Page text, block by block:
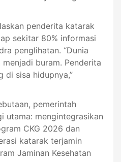
penderita katarak
sekitar 80% informasi
penglihatan. “Dunia
buram. Penderita
di sisa hidupnya,”
pemerintah
utama: mengintegrasikan
CKG 2026 dan
katarak terjamin
Jaminan Kesehatan